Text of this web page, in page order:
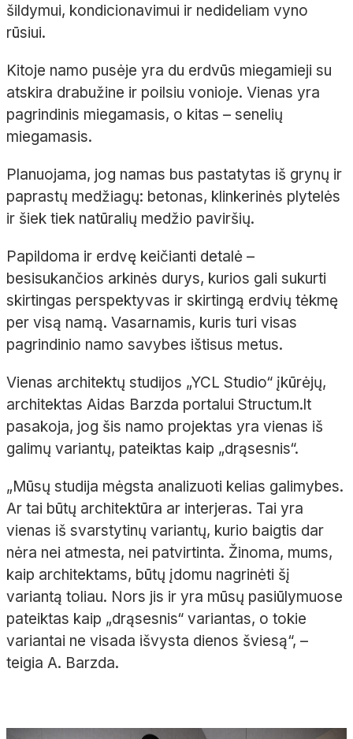
šildymui, kondicionavimui ir nedideliam vyno
rūsiui.
Kitoje namo pusėje yra du erdvūs miegamieji su
atskira drabužine ir poilsiu vonioje. Vienas yra
pagrindinis miegamasis, o kitas – senelių
miegamasis.
Planuojama, jog namas bus pastatytas iš grynų ir
paprastų medžiagų: betonas, klinkerinės plytelės
ir šiek tiek natūralių medžio paviršių.
Papildoma ir erdvę keičianti detalė –
besisukančios arkinės durys, kurios gali sukurti
skirtingas perspektyvas ir skirtingą erdvių tėkmę
per visą namą. Vasarnamis, kuris turi visas
pagrindinio namo savybes ištisus metus.
Vienas architektų studijos „YCL Studio“ įkūrėjų,
architektas Aidas Barzda portalui Structum.lt
pasakoja, jog šis namo projektas yra vienas iš
galimų variantų, pateiktas kaip „drąsesnis“.
„Mūsų studija mėgsta analizuoti kelias galimybes.
Ar tai būtų architektūra ar interjeras. Tai yra
vienas iš svarstytinų variantų, kurio baigtis dar
nėra nei atmesta, nei patvirtinta. Žinoma, mums,
kaip architektams, būtų įdomu nagrinėti šį
variantą toliau. Nors jis ir yra mūsų pasiūlymuose
pateiktas kaip „drąsesnis“ variantas, o tokie
variantai ne visada išvysta dienos šviesą“, –
teigia A. Barzda.